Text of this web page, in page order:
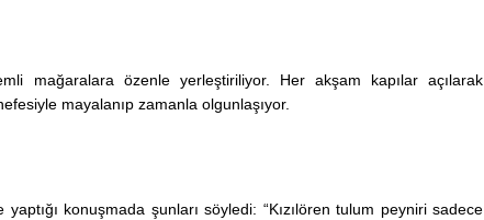
mağaralara özenle yerleştiriliyor. Her akşam kapılar açılarak
mayalanıp zamanla olgunlaşıyor.
yaptığı konuşmada şunları söyledi: “Kızılören tulum peyniri sadece